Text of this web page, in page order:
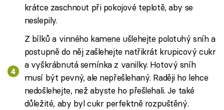
krátce zaschnout při pokojové teplotě, aby se
neslepily.
Z bílků a vinného kamene ušlehejte polotuhý sníh a
postupně do něj zašlehejte natřikrát krupicový cukr
a vyškrábnutá semínka z vanilky. Hotový sníh
musí být pevný, ale nepřešlehaný. Raději ho lehce
nedošlehejte, než abyste ho přešlehali. Je také
důležité, aby byl cukr perfektně rozpuštěný.